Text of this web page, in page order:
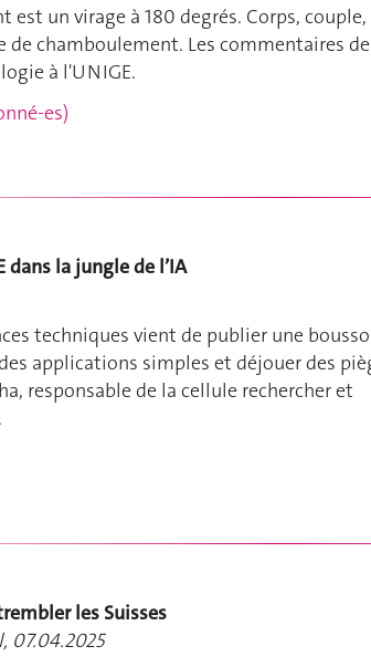
est un virage à 180 degrés. Corps,
de chamboulement. Les commentaires
à l'UNIGE.
es)
dans la jungle de l’IA
techniques vient de publier une
applications simples et déjouer des
responsable de la cellule rechercher et
les Suisses
07.04.2025